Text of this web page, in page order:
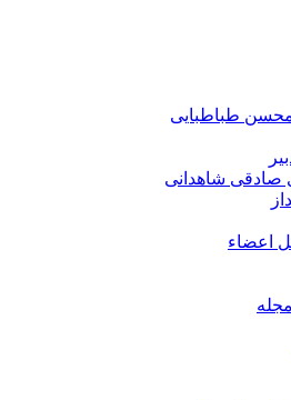
طباطبایی
شاهدانی